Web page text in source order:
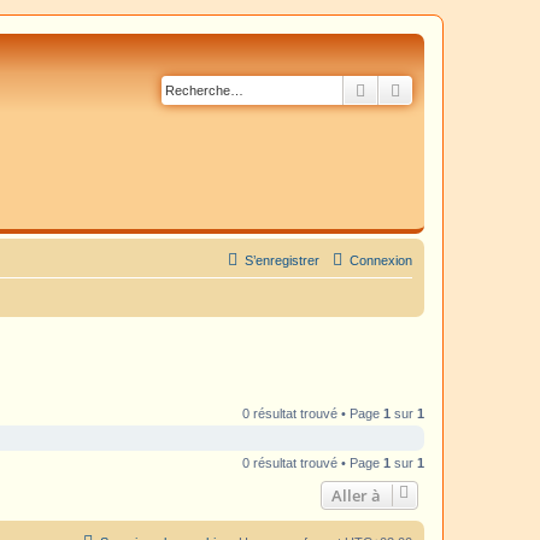
Rechercher
Connexion
S’enregistrer
0 résultat trouvé • Page 1 sur 1
0 résultat trouvé • Page 1 sur 1
Aller à